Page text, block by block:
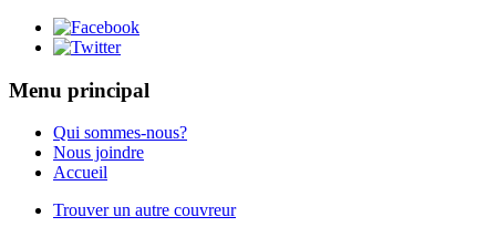
Menu principal
Qui sommes-nous?
Nous joindre
Accueil
Trouver un autre couvreur